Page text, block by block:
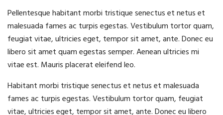
was:
$3.00.
is:
$2.00.
Pellentesque habitant morbi tristique senectus et netus et
malesuada fames ac turpis egestas. Vestibulum tortor quam,
feugiat vitae, ultricies eget, tempor sit amet, ante. Donec eu
libero sit amet quam egestas semper. Aenean ultricies mi
vitae est. Mauris placerat eleifend leo.
Habitant morbi tristique senectus et netus et malesuada
fames ac turpis egestas. Vestibulum tortor quam, feugiat
vitae, ultricies eget, tempor sit amet, ante. Donec eu libero